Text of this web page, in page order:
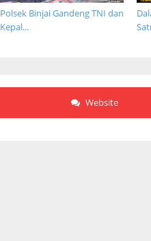
Polsek Binjai Gandeng TNI dan
Kepal...
Website